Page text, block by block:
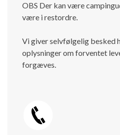
OBS Der kan være
være i restordre.
Vi giver selvfølgelig besked
oplysninger om forventet
forgæves.